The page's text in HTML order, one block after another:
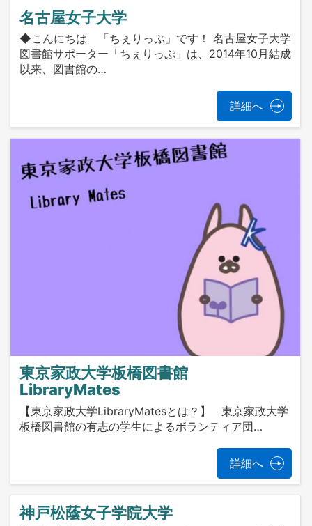
名古屋女子大学
◆こんにちは 「ちぇりっぷ」です！ 名古屋女子大学
図書館サポーター「ちぇりっぷ」は、2014年10月結成
以来、図書館の…
詳細へ
東京家政大学板橋図書館
LibraryMates
【東京家政大学LibraryMatesとは？】 東京家政大学
板橋図書館の有志の学生によるボランティア団…
詳細へ
神戸松蔭女子学院大学